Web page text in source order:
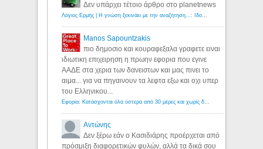
Δεν υπάρχει τέτοιο άρθρο στο planetnews
Λόγιος Ερμής | Η γνώση ξεκινάει με την αναζήτηση...: Ιδού οι 18 που χρωστούν 11 δις ευρώ!
Manos Sapountzakis
πιο δημοσιο και κουραφεξαλα γραφετε ειναι
ιδιωτικη επιχειρηση η πρωην εφορια που εγινε
ΑΑΔΕ στα χερια των δανειστων και μας πινει το
αιμα... για να πηγαινουν τα λεφτα εξω και οχι υπερ
του Ελληνικου...
Εφορία: Κατάσχονται όλα ύστερα από 30 μέρες και χωρίς δικαστικές αποφάσεις - Λόγιος Ερμής
Αντώνης
Δεν ξέρω εάν ο Κασιδιάρης προέρχεται από
πρόσμιξη διαφορετικών φυλών, αλλά τα δικά σου